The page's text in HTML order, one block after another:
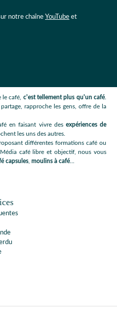
notre chaîne YouTube et
café, c'est tellement plus qu'un café.
rapproche les gens, offre de la
en faisant vivre des expériences de
les uns des autres.
différentes formations café ou
café libre et objectif, nous vous
capsules moulins à café...